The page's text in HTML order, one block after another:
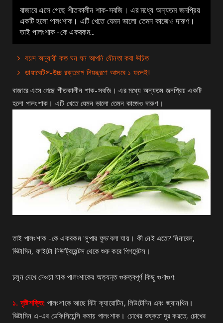
বাজারে এসে গেছে শীতকালীন শাক-সবজি। এর মধ্যে অন্যতম জনপ্রিয়
একটি হলো পালংশাক। এটি খেতে যেমন ভালো তেমন কাজেও দারুণ।
তাই পালংশাক -কে একরকম...
বয়স অনুযায়ী কত ঘন ঘন আপনি যৌনতা করা উচিত
ডায়াবেটিস-উচ্চ রক্তচাপ নিয়ন্ত্রণে আসবে ১ ফলেই!
বাজারে এসে গেছে শীতকালীন শাক-সবজি। এর মধ্যে অন্যতম জনপ্রিয় একটি
হলো পালংশাক। এটি খেতে যেমন ভালো তেমন কাজেও দারুণ।
তাই পালংশাক -কে একরকম 'সুপার ফুড'বলা যায়। কী নেই এতে? মিনারেল,
ভিটামিন, ফাইটো নিউট্রিয়েন্টস থেকে শুরু করে পিগমেন্টস।
চলুন দেখে নেওয়া যাক পালংশাকের অত্যন্ত গুরুত্বপূর্ণ কিছু গুণাগুণ:
১. দৃষ্টিশক্তি: পালংশাকে আছে বিটা ক্যারোটিন, লিউটেনিন এবং জ্যানথিন।
ভিটামিন এ-এর ডেফিসিয়েন্সি কমায় পালংশাক। চোখের শুষ্কতা দূর করতে, চোখের